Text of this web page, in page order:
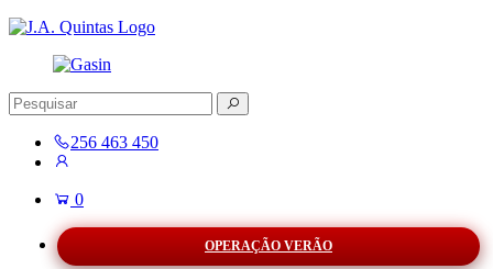
J.A. Quintas
Equipamento e acessórios para a indústria
256 463 450
0
OPERAÇÃO VERÃO